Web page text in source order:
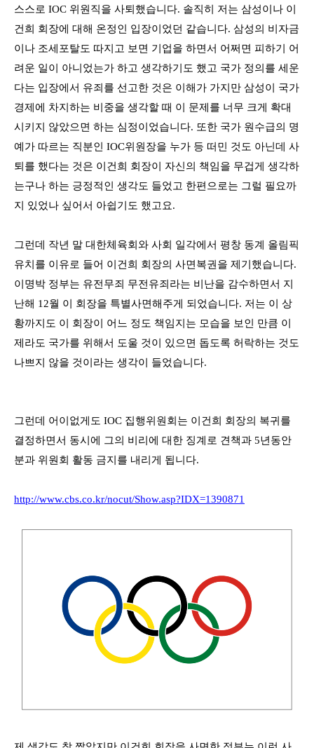
스스로 IOC 위원직을 사퇴했습니다. 솔직히 저는 삼성이나 이
건희 회장에 대해 온정인 입장이었던 같습니다. 삼성의 비자금
이나 조세포탈도 따지고 보면 기업을 하면서 어쩌면 피하기 어
려운 일이 아니었는가 하고 생각하기도 했고 국가 정의를 세운
다는 입장에서 유죄를 선고한 것은 이해가 가지만 삼성이 국가
경제에 차지하는 비중을 생각할 때 이 문제를 너무 크게 확대
시키지 않았으면 하는 심정이었습니다. 또한 국가 원수급의 명
예가 따르는 직분인
IOC위원장을 누가 등 떠민 것도 아닌데 사
퇴를 했다는 것은 이건희 회장이 자신의 책임을 무겁게 생각하
는구나 하는 긍정적인 생각도 들었고 한편으로는 그럴 필요까
지 있었나 싶어서 아쉽기도 했고요.
그런데 작년 말 대한체육회와 사회 일각에서 평창 동계 올림픽
유치를 이유로 들어 이건희 회장의 사면복권을 제기했습니다.
이명박 정부는 유전무죄 무전유죄라는 비난을 감수하면서 지
난해 12월 이 회장을 특별사면해주게 되었습니다. 저는 이 상
황까지도 이 회장이 어느 정도 책임지는 모습을 보인 만큼 이
제라도 국가를 위해서 도울 것이 있으면 돕도록 허락하는 것도
나쁘지 않을 것이라는 생각이 들었습니다.
그런데 어이없게도 IOC 집행위원회는 이건희 회장의 복귀를
결정하면서 동시에 그의 비리에 대한 징계로 견책과 5년동안
분과 위원회 활동 금지를 내리게 됩니다.
http://www.cbs.co.kr/nocut/Show.asp?IDX=1390871